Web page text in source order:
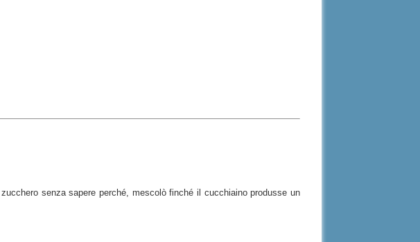
senza sapere perché, mescolò finché il cucchiaino produsse un